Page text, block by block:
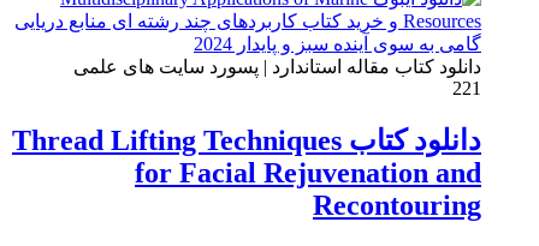
دانلود کتاب مقاله استاندارد | پسورد سایت های علمی
221
دانلود کتاب Thread Lifting Techniques
for Facial Rejuvenation and
Recontouring